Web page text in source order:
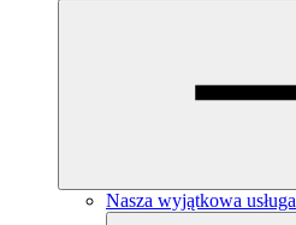
Nasza wyjątkowa usługa